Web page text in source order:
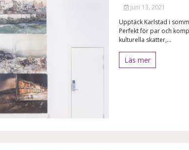
juni 13, 2021
Upptäck Karlstad i
Perfekt för par och
kulturella skatter,...
Läs mer